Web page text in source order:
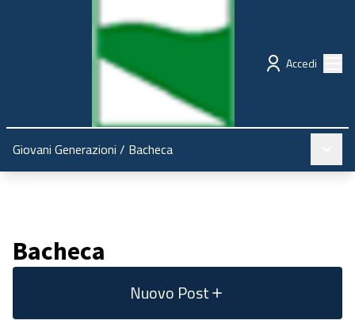
Regione Emilia-Romagna Partecipazione
Accedi
Giovani Generazioni / Bacheca
Bacheca
Nuovo Post